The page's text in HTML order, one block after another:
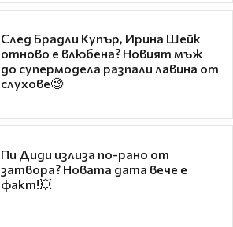
След Брадли Купър, Ирина Шейк
отново е влюбена? Новият мъж
до супермодела разпали лавина от
слухове🧐
Пи Диди излиза по-рано от
затвора? Новата дата вече е
факт!💥